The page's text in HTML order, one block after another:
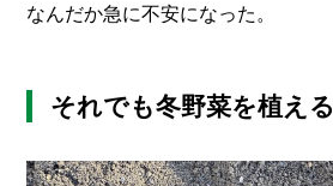
M
ス
ッ
なんだか急に不安になった。
それでも冬野菜を植える